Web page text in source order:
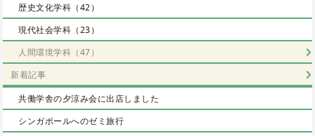
歴史文化学科（42）
現代社会学科（23）
人間環境学科（47）
新着記事
共働学舎の夕涼み会に出店しました
シンガポールへのゼミ旅行